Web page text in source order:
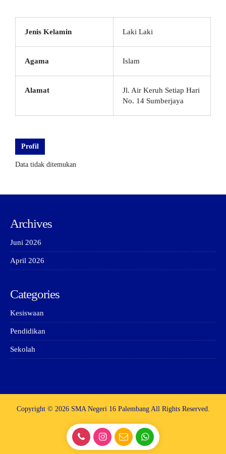
Jenis Kelamin Laki Laki
Agama Islam
Alamat
Jl. Air Keruh Setiap Hari
No. 14 Sumberjaya
Profil
Data tidak ditemukan
Archives
Juni 2026
April 2026
Categories
Kesiswaan
Pendidikan
Sekolah
Copyright © 2026 SMA Negeri 16 Palembang All Rights Reserved.